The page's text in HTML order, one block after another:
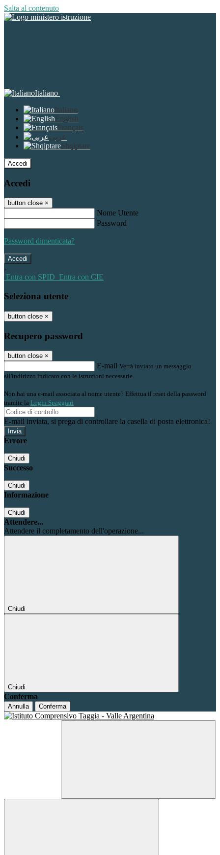
Salta al contenuto
Italiano
Italiano
English
Français
عربى
Shqiptare
Accedi
Accedi
button close ×
Nome Utente
Password
Password dimenticata?
-
Entra con SPID Entra con CIE
Seleziona utente
button close ×
Recupero password
button close ×
E-mail Verrà inviato un messaggio
all'indirizzo indicato con le istruzioni necessarie.
Non hai una e-mail associata al nome utente? Effettua il reset della password
tramite la Login Spaggiari
E-mail inviata, si prega di controllare la casella di posta elettronica!
Errore
Chiudi
Successo
Chiudi
Informazione
Chiudi
Attendere...
Attendere il completamento dell'operazione...
Chiudi
Chiudi
Conferma
Annulla Conferma